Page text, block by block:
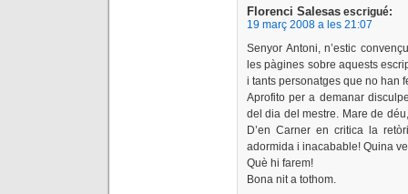
Florenci Salesas escrigué:
19 març 2008 a les 21:07
Senyor Antoni, n’estic
les pàgines sobre aquests
i tants personatges que no han
Aprofito per a demanar
del dia del mestre. Mare de
D’en Carner en critica la
adormida i inacabable! Quina
Què hi farem!
Bona nit a tothom.